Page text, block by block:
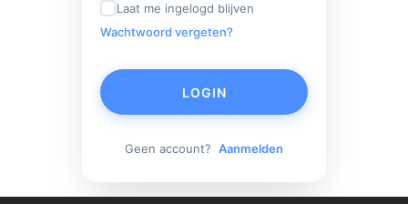
Laat me ingelogd blijven
Wachtwoord vergeten?
LOGIN
Geen account? Aanmelden